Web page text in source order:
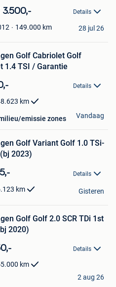
Details
149.000 km 28 jul 26
Golf Cabriolet Golf
1.4 TSI / Garantie
Details
km
emissie zones Vandaag
Golf Variant Golf 1.0 TSi-
2023)
Details
km Gisteren
Golf Golf 2.0 SCR TDi 1st
2020)
Details
km
2 aug 26